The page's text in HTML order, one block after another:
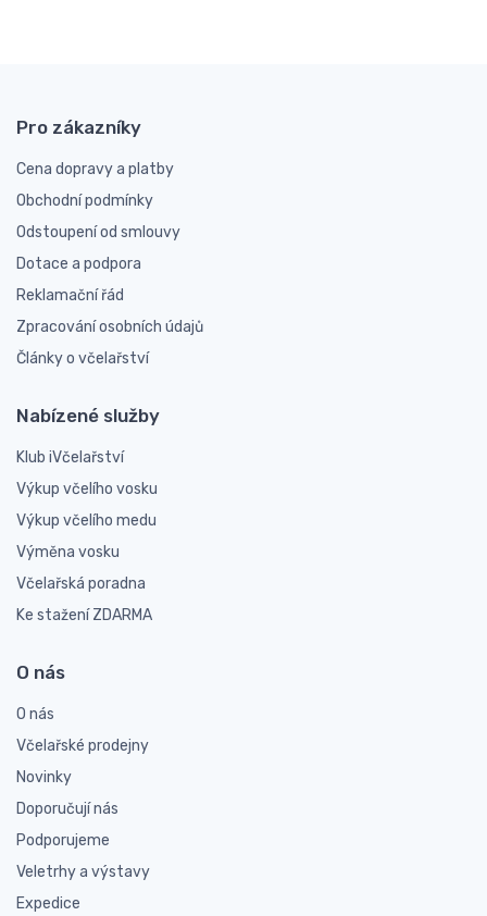
Pro zákazníky
Cena dopravy a platby
Obchodní podmínky
Odstoupení od smlouvy
Dotace a podpora
Reklamační řád
Zpracování osobních údajů
Články o včelařství
Nabízené služby
Klub iVčelařství
Výkup včelího vosku
Výkup včelího medu
Výměna vosku
Včelařská poradna
Ke stažení ZDARMA
O nás
O nás
Včelařské prodejny
Novinky
Doporučují nás
Podporujeme
Veletrhy a výstavy
Expedice